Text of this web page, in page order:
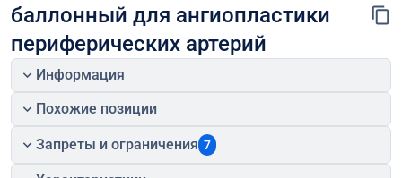
баллонный для ангиопластики
периферических артерий
Информация
Похожие позиции
Запреты и ограничения 7